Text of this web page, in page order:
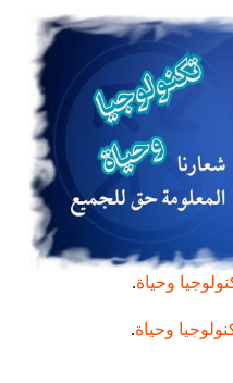
وحياة.
وحياة.